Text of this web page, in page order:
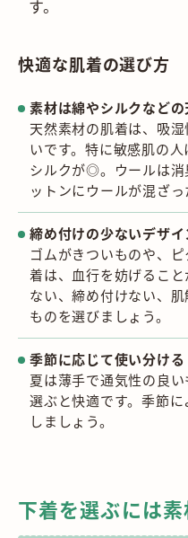
す。
快適な肌着の選び方
素材は綿やシルクなど
天然素材の肌着は、吸
いです。特に敏感肌の
シルクが◎。ウールは消
ットンにウールが混ざっ
締め付けの少ないデザ
ゴムがきついものや、
着は、血行を妨げるこ
ない、締め付けない、
ものを選びましょう。
季節に応じて使い分ける
夏は薄手で通気性の良
選ぶと快適です。季節
しましょう。
下着を選ぶには